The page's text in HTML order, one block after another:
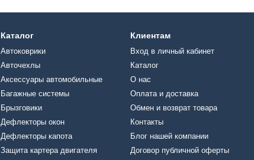
Каталог
Автоковрики
Авточехлы
Аксессуары автомобильные
Багажные системы
Брызговики
Дефлекторы окон
Дефлекторы капота
Защита картера двигателя
Клиентам
Вход в личный кабинет
Каталог
О нас
Оплата и доставка
Обмен и возврат товара
Контакты
Блог нашей компании
Договор публичной оферты